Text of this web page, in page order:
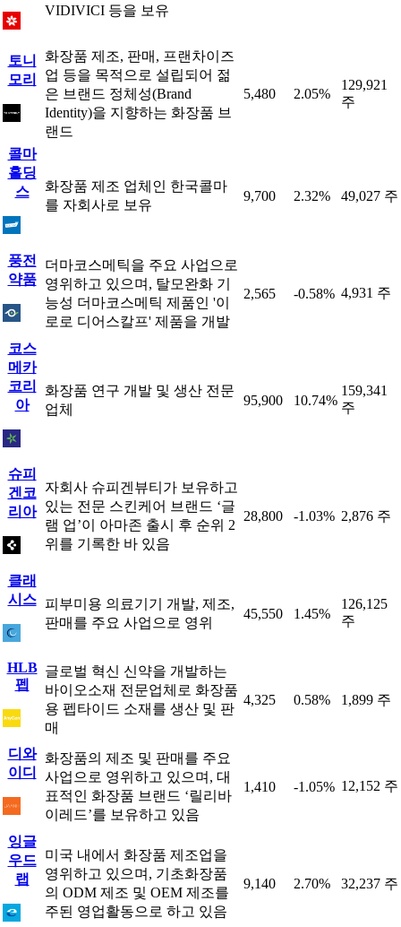
VIDIVICI 등을 보유
토니
모리
화장품 제조, 판매, 프랜차이즈
업 등을 목적으로 설립되어 젊
은 브랜드 정체성(Brand
Identity)을 지향하는 화장품 브
랜드
5,480 2.05%
129,921
주
콜마
홀딩
스
화장품 제조 업체인 한국콜마
를 자회사로 보유
9,700 2.32% 49,027 주
풍전
약품
더마코스메틱을 주요 사업으로
영위하고 있으며, 탈모완화 기
능성 더마코스메틱 제품인 '이
로로 디어스칼프' 제품을 개발
2,565 -0.58% 4,931 주
코스
메카
코리
아
화장품 연구 개발 및 생산 전문
업체
95,900 10.74%
159,341
주
슈피
겐코
리아
자회사 슈피겐뷰티가 보유하고
있는 전문 스킨케어 브랜드 ‘글
램 업’이 아마존 출시 후 순위 2
위를 기록한 바 있음
28,800 -1.03% 2,876 주
클래
시스
피부미용 의료기기 개발, 제조,
판매를 주요 사업으로 영위
45,550 1.45%
126,125
주
HLB
펩
글로벌 혁신 신약을 개발하는
바이오소재 전문업체로 화장품
용 펩타이드 소재를 생산 및 판
매
4,325 0.58% 1,899 주
디와
이디
화장품의 제조 및 판매를 주요
사업으로 영위하고 있으며, 대
표적인 화장품 브랜드 ‘릴리바
이레드’를 보유하고 있음
1,410 -1.05% 12,152 주
잉글
우드
랩
미국 내에서 화장품 제조업을
영위하고 있으며, 기초화장품
의 ODM 제조 및 OEM 제조를
주된 영업활동으로 하고 있음
9,140 2.70% 32,237 주